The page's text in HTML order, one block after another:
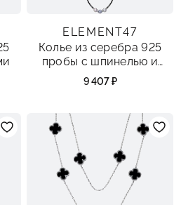
ELEMENT47
Колье из серебра 925
пробы с шпинелью и
жемчугами
9 407 ₽